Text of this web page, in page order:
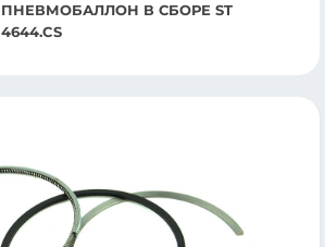
ПНЕВМОБАЛЛОН В СБОРЕ ST
4644.CS